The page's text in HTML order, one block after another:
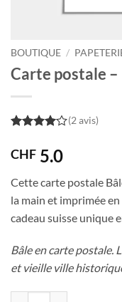
BOUTIQUE /
Carte postale –
5
(2 avis)
CHF 5.0
Cette carte postale
la main et imprimée
cadeau suisse unique
Bâle en carte postale.
et vieille ville